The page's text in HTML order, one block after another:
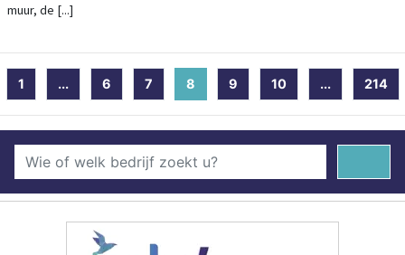
muur, de [...]
1 ... 6 7 8 (current)
9 10 ... 214